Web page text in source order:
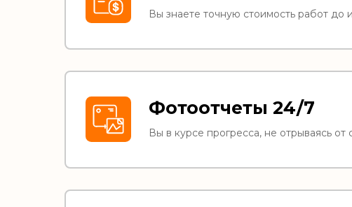
Фотоотчеты 24/7
Вы в курсе прогресса, не отрываясь
Вы знаете точную стоимость работ до